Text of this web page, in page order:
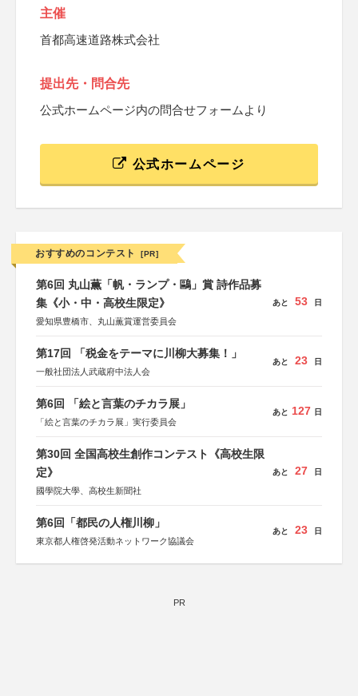
主催
首都高速道路株式会社
提出先・問合先
公式ホームページ内の問合せフォームより
公式ホームページ
おすすめのコンテスト [PR]
第6回 丸山薫「帆・ランプ・鷗」賞 詩作品募
集《小・中・高校生限定》
愛知県豊橋市、丸山薫賞運営委員会
あと 53 日
第17回 「税金をテーマに川柳大募集！」
一般社団法人武蔵府中法人会
あと 23 日
第6回 「絵と言葉のチカラ展」
「絵と言葉のチカラ展」実行委員会
あと 127 日
第30回 全国高校生創作コンテスト《高校生限
定》
國學院大學、高校生新聞社
あと 27 日
第6回「都民の人権川柳」
東京都人権啓発活動ネットワーク協議会
あと 23 日
PR